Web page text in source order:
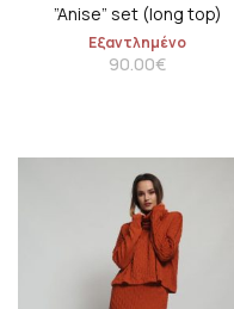
”Anise” set (long top)
Εξαντλημένο
90.00€